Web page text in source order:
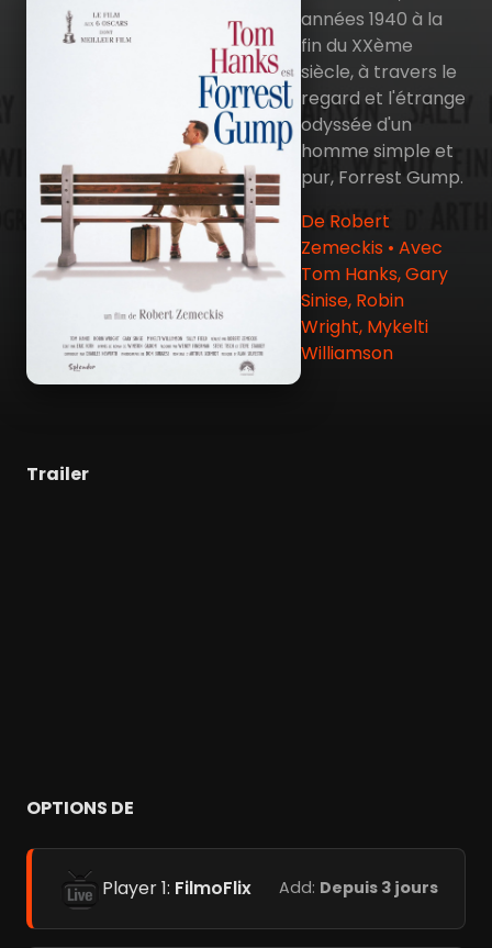
années 1940 à la
fin du XXème
siècle, à travers le
regard et l'étrange
odyssée d'un
homme simple et
pur, Forrest Gump.
De Robert
Zemeckis • Avec
Tom Hanks, Gary
Sinise, Robin
Wright, Mykelti
Williamson
Trailer
OPTIONS DE
Player 1: FilmoFlix Add: Depuis 3 jours